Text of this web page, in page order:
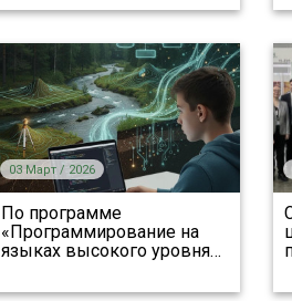
03 Март / 2026
По программе
«Программирование на
языках высокого уровня…